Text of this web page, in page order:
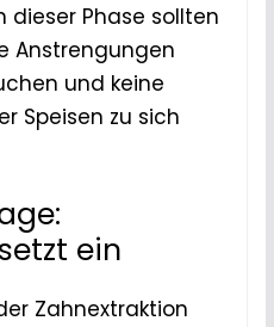
dieser Phase sollten
Anstrengungen
und keine
Speisen zu sich
ein
Zahnextraktion